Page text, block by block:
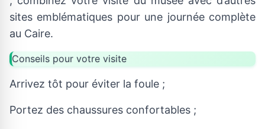
sites emblématiques pour une journée complète
au Caire.
Conseils pour votre visite
Arrivez tôt pour éviter la foule ;
Portez des chaussures confortables ;